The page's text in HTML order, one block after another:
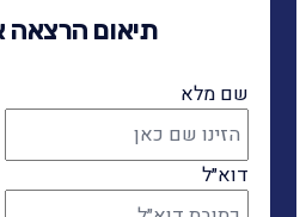
תיאום הרצאה
שם מלא
דוא״ל